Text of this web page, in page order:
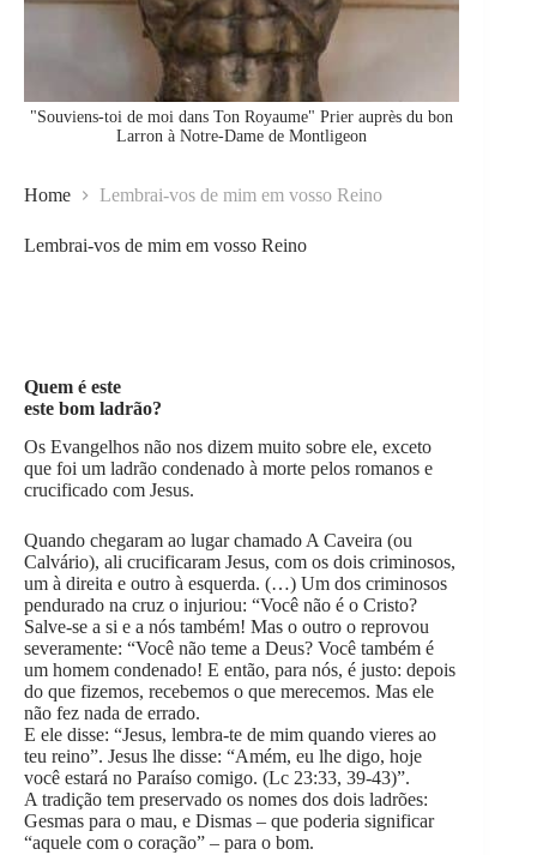
"Souviens-toi de moi dans Ton Royaume" Prier auprès du bon
Larron à Notre-Dame de Montligeon
Home Lembrai-vos de mim em vosso Reino
Lembrai-vos de mim em vosso Reino
Quem é este
este bom ladrão?
Os Evangelhos não nos dizem muito sobre ele, exceto
que foi um ladrão condenado à morte pelos romanos e
crucificado com Jesus.
Quando chegaram ao lugar chamado A Caveira (ou
Calvário), ali crucificaram Jesus, com os dois criminosos,
um à direita e outro à esquerda. (…) Um dos criminosos
pendurado na cruz o injuriou: “Você não é o Cristo?
Salve-se a si e a nós também! Mas o outro o reprovou
severamente: “Você não teme a Deus? Você também é
um homem condenado! E então, para nós, é justo: depois
do que fizemos, recebemos o que merecemos. Mas ele
não fez nada de errado.
E ele disse: “Jesus, lembra-te de mim quando vieres ao
teu reino”. Jesus lhe disse: “Amém, eu lhe digo, hoje
você estará no Paraíso comigo. (Lc 23:33, 39-43)”.
A tradição tem preservado os nomes dos dois ladrões:
Gesmas para o mau, e Dismas – que poderia significar
“aquele com o coração” – para o bom.